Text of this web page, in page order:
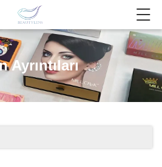
Ayrıntıları